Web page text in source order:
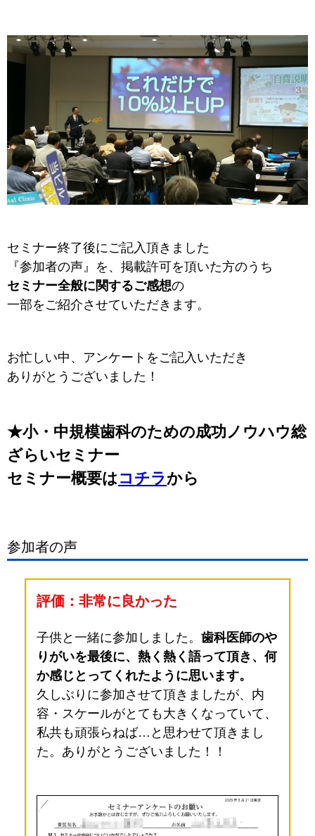
セミナー終了後にご記入頂きました
『参加者の声』を、掲載許可を頂いた方のうち
セミナー全般に関するご感想の
一部をご紹介させていただきます。
お忙しい中、アンケートをご記入いただき
ありがとうございました！
★小・中規模歯科のための成功ノウハウ総
ざらいセミナー
セミナー概要はコチラから
参加者の声
評価：非常に良かった
子供と一緒に参加しました。 歯科医師のや
りがいを最後に、熱く熱く語って頂き、何
か感じとってくれたように思います。
久しぶりに参加させて頂きましたが、内
容・スケールがとても大きくなっていて、
私共も頑張らねば…と思わせて頂きまし
た。ありがとうございました！！